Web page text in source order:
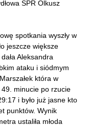
SPR Olkusz
spotkania wyszły w
jeszcze większe
Aleksandra
ataku i siódmym
która w
49. minucie po rzucie
i było już jasne kto
punktów. Wynik
ustaliła młoda